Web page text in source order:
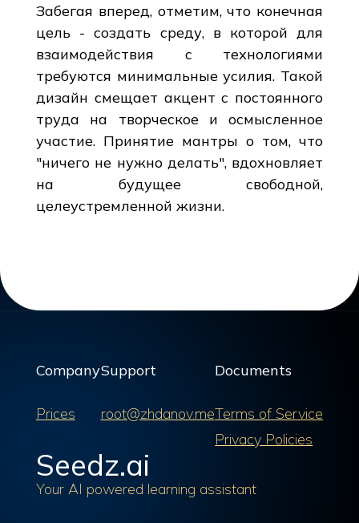
Забегая вперед, отметим, что конечная
цель - создать среду, в которой для
взаимодействия с технологиями
требуются минимальные усилия. Такой
дизайн смещает акцент с постоянного
труда на творческое и осмысленное
участие. Принятие мантры о том, что
"ничего не нужно делать", вдохновляет
на будущее свободной,
целеустремленной жизни.
Company
Prices
Support
root@zhdanov.me
Documents
Terms of Service
Privacy Policies
Seedz.ai
Your AI powered learning assistant